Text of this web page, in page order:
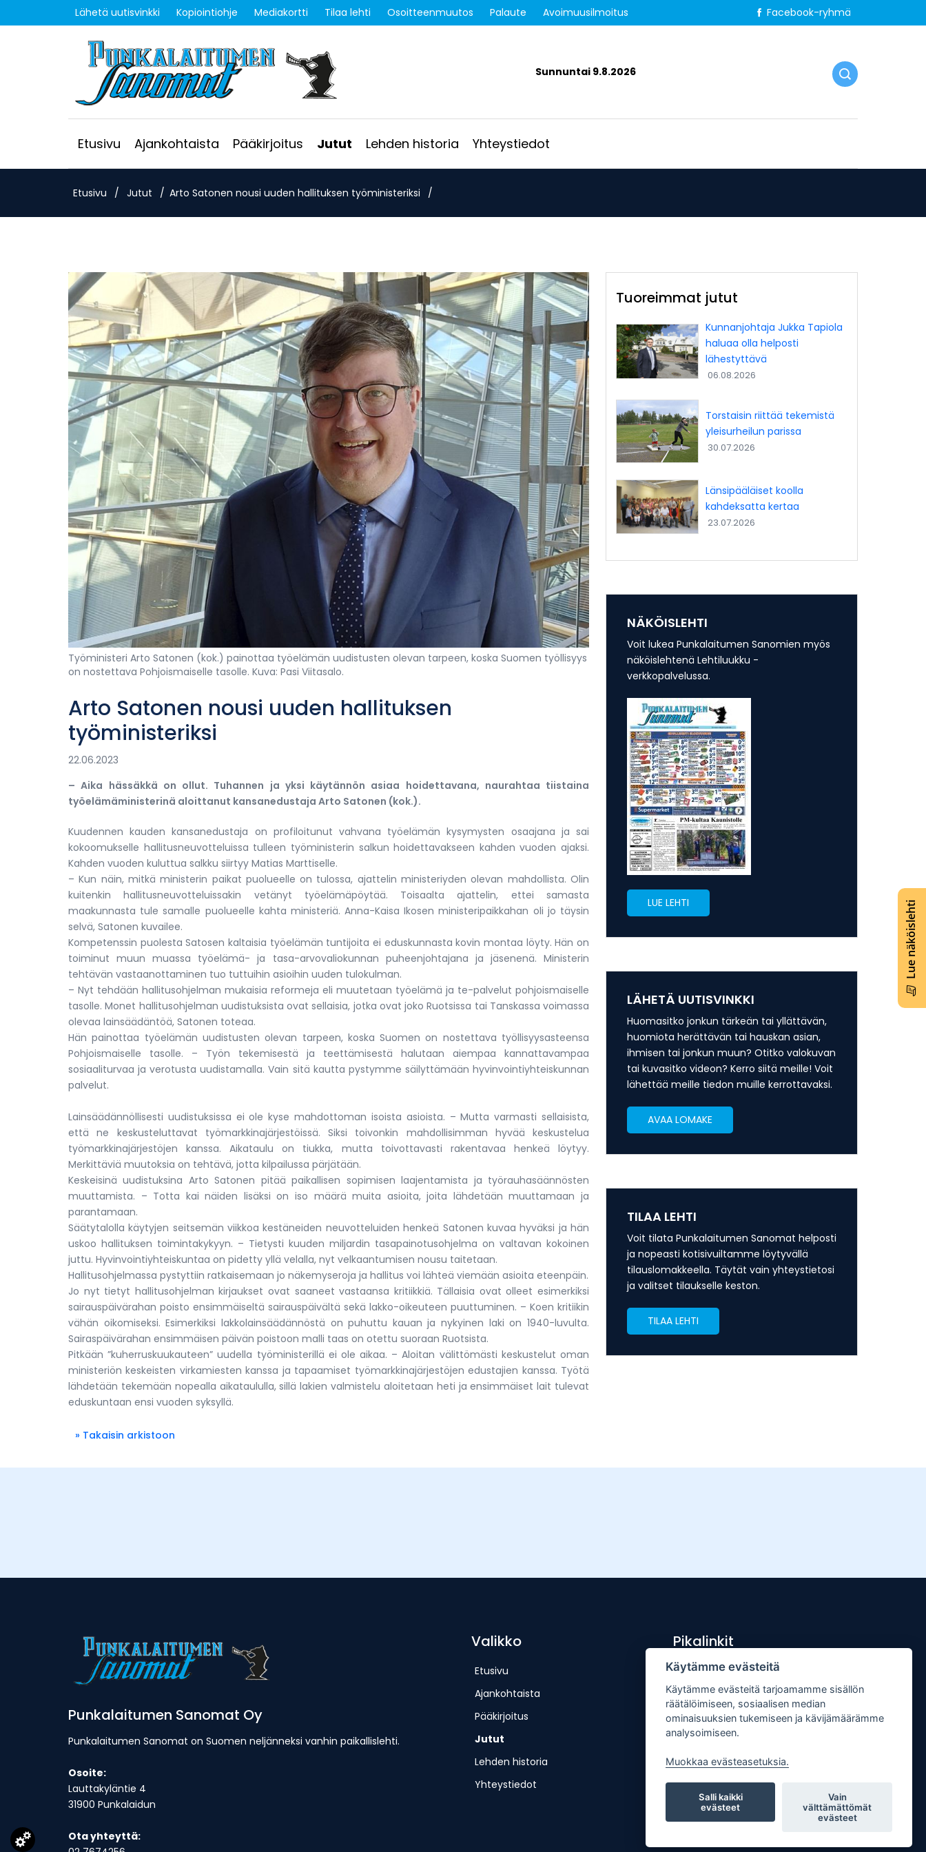
Lue näköislehti
Lähetä uutisvinkki Kopiointiohje Mediakortti Tilaa lehti Osoitteenmuutos Palaute Avoimuusilmoitus Facebook-ryhmä
Sunnuntai 9.8.2026
Etusivu Ajankohtaista Pääkirjoitus Jutut Lehden historia Yhteystiedot
Etusivu / Jutut / Arto Satonen nousi uuden hallituksen työministeriksi /
Työministeri Arto Satonen (kok.) painottaa työelämän uudistusten olevan tarpeen, koska Suomen työllisyys
on nostettava Pohjoismaiselle tasolle. Kuva: Pasi Viitasalo.
Arto Satonen nousi uuden hallituksen
työministeriksi
22.06.2023
– Aika hässäkkä on ollut. Tuhannen ja yksi käytännön asiaa hoidettavana, naurahtaa tiistaina
työelämäministerinä aloittanut kansanedustaja Arto Satonen (kok.).
Kuudennen kauden kansanedustaja on profiloitunut vahvana työelämän kysymysten osaajana ja sai
kokoomukselle hallitusneuvotteluissa tulleen työministerin salkun hoidettavakseen kahden vuoden ajaksi.
Kahden vuoden kuluttua salkku siirtyy Matias Marttiselle.
– Kun näin, mitkä ministerin paikat puolueelle on tulossa, ajattelin ministeriyden olevan mahdollista. Olin
kuitenkin hallitusneuvotteluissakin vetänyt työelämäpöytää. Toisaalta ajattelin, ettei samasta
maakunnasta tule samalle puolueelle kahta ministeriä. Anna-Kaisa Ikosen ministeripaikkahan oli jo täysin
selvä, Satonen kuvailee.
Kompetenssin puolesta Satosen kaltaisia työelämän tuntijoita ei eduskunnasta kovin montaa löyty. Hän on
toiminut muun muassa työelämä- ja tasa-arvovaliokunnan puheenjohtajana ja jäsenenä. Ministerin
tehtävän vastaanottaminen tuo tuttuihin asioihin uuden tulokulman.
– Nyt tehdään hallitusohjelman mukaisia reformeja eli muutetaan työelämä ja te-palvelut pohjoismaiselle
tasolle. Monet hallitusohjelman uudistuksista ovat sellaisia, jotka ovat joko Ruotsissa tai Tanskassa voimassa
olevaa lainsäädäntöä, Satonen toteaa.
Hän painottaa työelämän uudistusten olevan tarpeen, koska Suomen on nostettava työllisyysasteensa
Pohjoismaiselle tasolle. – Työn tekemisestä ja teettämisestä halutaan aiempaa kannattavampaa
sosiaaliturvaa ja verotusta uudistamalla. Vain sitä kautta pystymme säilyttämään hyvinvointiyhteiskunnan
palvelut.
Lainsäädännöllisesti uudistuksissa ei ole kyse mahdottoman isoista asioista. – Mutta varmasti sellaisista,
että ne keskusteluttavat työmarkkinajärjestöissä. Siksi toivonkin mahdollisimman hyvää keskustelua
työmarkkinajärjestöjen kanssa. Aikataulu on tiukka, mutta toivottavasti rakentavaa henkeä löytyy.
Merkittäviä muutoksia on tehtävä, jotta kilpailussa pärjätään.
Keskeisinä uudistuksina Arto Satonen pitää paikallisen sopimisen laajentamista ja työrauhasäännösten
muuttamista. – Totta kai näiden lisäksi on iso määrä muita asioita, joita lähdetään muuttamaan ja
parantamaan.
Säätytalolla käytyjen seitsemän viikkoa kestäneiden neuvotteluiden henkeä Satonen kuvaa hyväksi ja hän
uskoo hallituksen toimintakykyyn. – Tietysti kuuden miljardin tasapainotusohjelma on valtavan kokoinen
juttu. Hyvinvointiyhteiskuntaa on pidetty yllä velalla, nyt velkaantumisen nousu taitetaan.
Hallitusohjelmassa pystyttiin ratkaisemaan jo näkemyseroja ja hallitus voi lähteä viemään asioita eteenpäin.
Jo nyt tietyt hallitusohjelman kirjaukset ovat saaneet vastaansa kritiikkiä. Tällaisia ovat olleet esimerkiksi
sairauspäivärahan poisto ensimmäiseltä sairauspäivältä sekä lakko-oikeuteen puuttuminen. – Koen kritiikin
vähän oikomiseksi. Esimerkiksi lakkolainsäädännöstä on puhuttu kauan ja nykyinen laki on 1940-luvulta.
Sairaspäivärahan ensimmäisen päivän poistoon malli taas on otettu suoraan Ruotsista.
Pitkään ”kuherruskuukauteen” uudella työministerillä ei ole aikaa. – Aloitan välittömästi keskustelut oman
ministeriön keskeisten virkamiesten kanssa ja tapaamiset työmarkkinajärjestöjen edustajien kanssa. Työtä
lähdetään tekemään nopealla aikataululla, sillä lakien valmistelu aloitetaan heti ja ensimmäiset lait tulevat
eduskuntaan ensi vuoden syksyllä.
» Takaisin arkistoon
Tuoreimmat jutut
Kunnanjohtaja Jukka Tapiola
haluaa olla helposti
lähestyttävä
06.08.2026
Torstaisin riittää tekemistä
yleisurheilun parissa
30.07.2026
Länsipääläiset koolla
kahdeksatta kertaa
23.07.2026
NÄKÖISLEHTI
Voit lukea Punkalaitumen Sanomien myös
näköislehtenä Lehtiluukku -
verkkopalvelussa.
LUE LEHTI
LÄHETÄ UUTISVINKKI
Huomasitko jonkun tärkeän tai yllättävän,
huomiota herättävän tai hauskan asian,
ihmisen tai jonkun muun? Otitko valokuvan
tai kuvasitko videon? Kerro siitä meille! Voit
lähettää meille tiedon muille kerrottavaksi.
AVAA LOMAKE
TILAA LEHTI
Voit tilata Punkalaitumen Sanomat helposti
ja nopeasti kotisivuiltamme löytyvällä
tilauslomakkeella. Täytät vain yhteystietosi
ja valitset tilaukselle keston.
TILAA LEHTI
Punkalaitumen Sanomat Oy
Punkalaitumen Sanomat on Suomen neljänneksi vanhin paikallislehti.
Osoite:
Lauttakyläntie 4
31900 Punkalaidun
Ota yhteyttä:
Valikko
Etusivu
Ajankohtaista
Pääkirjoitus
Jutut
Lehden historia
Yhteystiedot
Pikalinkit
Lähetä uutisvinkki
Kopiointiohje
Mediakortti
Tilaa lehti
Osoitteenmuutos
Palaute
Käytämme evästeitä
Käytämme evästeitä tarjoamamme sisällön
räätälöimiseen, sosiaalisen median
ominaisuuksien tukemiseen ja kävijämäärämme
analysoimiseen.
Muokkaa evästeasetuksia.
Salli kaikki
evästeet
Vain
välttämättömät
evästeet